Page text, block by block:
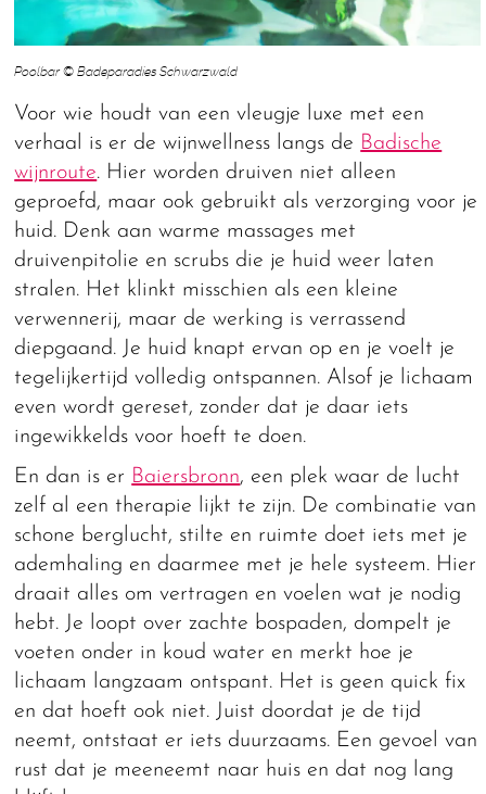
Poolbar © Badeparadies Schwarzwald
Voor wie houdt van een vleugje luxe met een
verhaal is er de wijnwellness langs de Badische
wijnroute. Hier worden druiven niet alleen
geproefd, maar ook gebruikt als verzorging voor je
huid. Denk aan warme massages met
druivenpitolie en scrubs die je huid weer laten
stralen. Het klinkt misschien als een kleine
verwennerij, maar de werking is verrassend
diepgaand. Je huid knapt ervan op en je voelt je
tegelijkertijd volledig ontspannen. Alsof je lichaam
even wordt gereset, zonder dat je daar iets
ingewikkelds voor hoeft te doen.
En dan is er Baiersbronn, een plek waar de lucht
zelf al een therapie lijkt te zijn. De combinatie van
schone berglucht, stilte en ruimte doet iets met je
ademhaling en daarmee met je hele systeem. Hier
draait alles om vertragen en voelen wat je nodig
hebt. Je loopt over zachte bospaden, dompelt je
voeten onder in koud water en merkt hoe je
lichaam langzaam ontspant. Het is geen quick fix
en dat hoeft ook niet. Juist doordat je de tijd
neemt, ontstaat er iets duurzaams. Een gevoel van
rust dat je meeneemt naar huis en dat nog lang